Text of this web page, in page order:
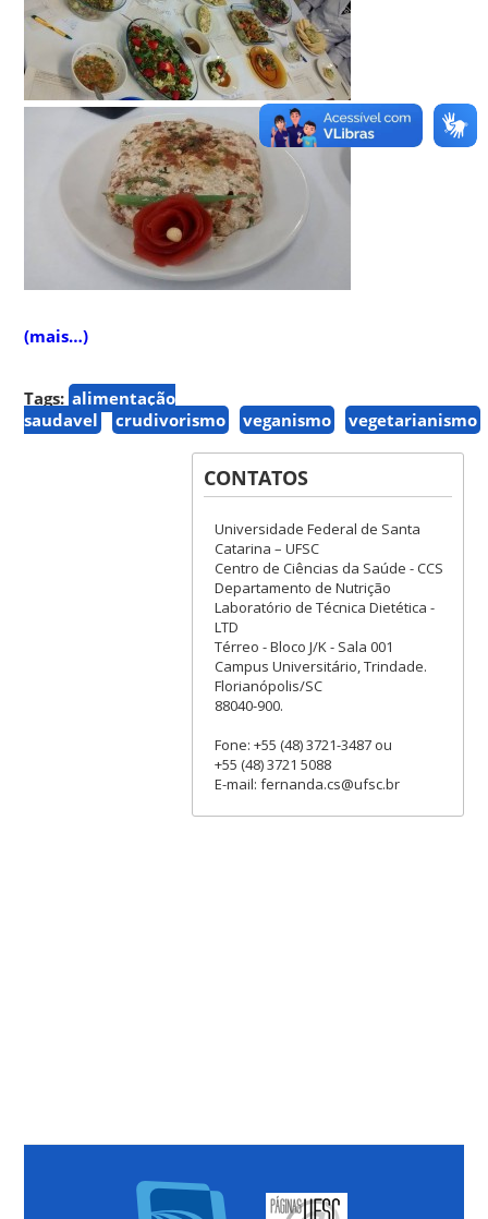
(mais…)
Tags: alimentação
saudavel
crudivorismo veganismo vegetarianismo
CONTATOS
Universidade Federal de Santa
Catarina – UFSC
Centro de Ciências da Saúde - CCS
Departamento de Nutrição
Laboratório de Técnica Dietética -
LTD
Térreo - Bloco J/K - Sala 001
Campus Universitário, Trindade.
Florianópolis/SC
88040-900.
Fone: +55 (48) 3721-3487 ou
+55 (48) 3721 5088
E-mail: fernanda.cs@ufsc.br